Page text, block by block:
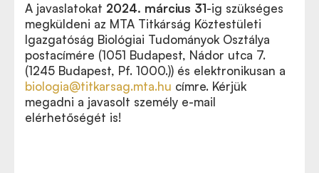
A javaslatokat 2024. március 31-ig szükséges
megküldeni az MTA Titkárság Köztestületi
Igazgatóság Biológiai Tudományok Osztálya
postacímére (1051 Budapest, Nádor utca 7.
(1245 Budapest, Pf. 1000.)) és elektronikusan a
biologia@titkarsag.mta.hu címre. Kérjük
megadni a javasolt személy e-mail
elérhetőségét is!